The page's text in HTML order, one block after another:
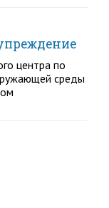
центра по
среды